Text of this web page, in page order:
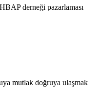
derneği pazarlaması
mutlak doğruya ulaşmak